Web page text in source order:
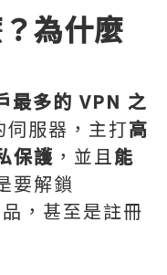
為什麼
最多的 VPN 之
伺服器，主打高
保護 ，並且能
要解鎖
，甚至是註冊